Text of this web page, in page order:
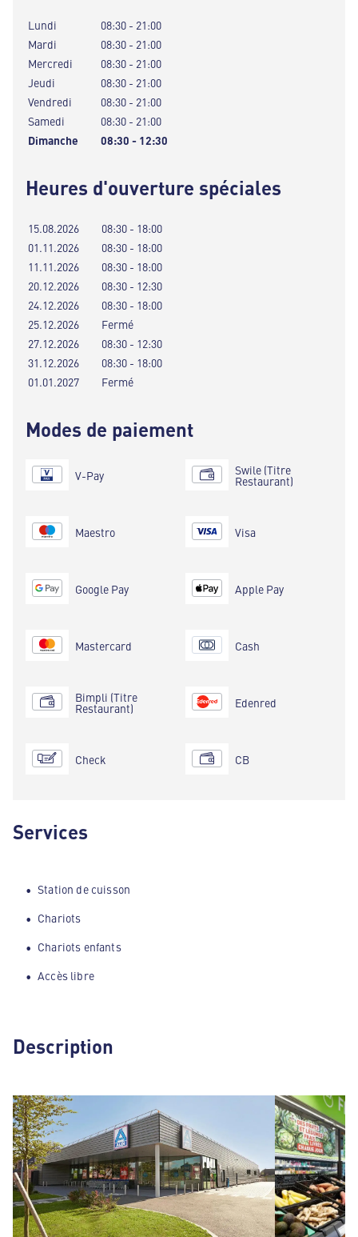
Lundi
08:30 - 21:00
Mardi
08:30 - 21:00
Mercredi
08:30 - 21:00
Jeudi
08:30 - 21:00
Vendredi
08:30 - 21:00
Samedi
08:30 - 21:00
Dimanche
08:30 - 12:30
Heures d'ouverture spéciales
15.08.2026
08:30 - 18:00
01.11.2026
08:30 - 18:00
11.11.2026
08:30 - 18:00
20.12.2026
08:30 - 12:30
24.12.2026
08:30 - 18:00
25.12.2026
Fermé
27.12.2026
08:30 - 12:30
31.12.2026
08:30 - 18:00
01.01.2027
Fermé
Modes de paiement
V-Pay
Maestro
Google Pay
Mastercard
Bimpli (Titre
Restaurant)
Check
Swile (Titre
Restaurant)
Visa
Apple Pay
Cash
Edenred
CB
Services
Station de cuisson
Chariots
Chariots enfants
Accès libre
Description